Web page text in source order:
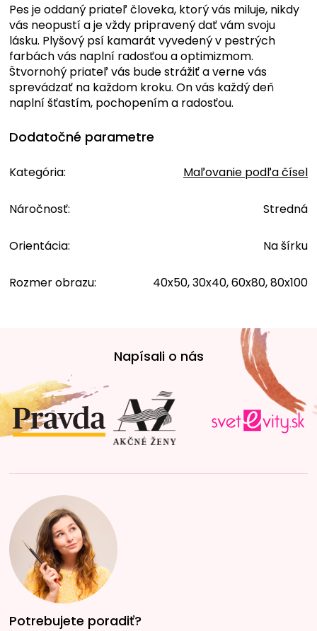
Pes je oddaný priateľ človeka, ktorý vás miluje, nikdy
vás neopustí a je vždy pripravený dať vám svoju
lásku. Plyšový psí kamarát vyvedený v pestrých
farbách vás naplní radosťou a optimizmom.
Štvornohý priateľ vás bude strážiť a verne vás
sprevádzať na každom kroku. On vás každý deň
naplní šťastím, pochopením a radosťou.
Dodatočné parametre
Kategória: Maľovanie podľa čísel
Náročnosť: Stredná
Orientácia: Na šírku
Rozmer obrazu: 40x50, 30x40, 60x80, 80x100
t
i
e
Napísali o nás
Potrebujete poradiť?